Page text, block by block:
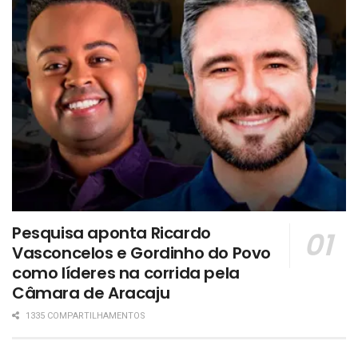
Pesquisa aponta Ricardo
Vasconcelos e Gordinho do Povo
como líderes na corrida pela
Câmara de Aracaju
1335 COMPARTILHAMENTOS